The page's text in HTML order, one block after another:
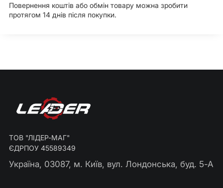
Повернення коштів або обмін товару можна зробити
протягом 14 днів після покупки.
ТОВ "ЛІДЕР-МАГ"
ЄДРПОУ 45589349
Україна, 03087, м. Київ, вул. Лондонська, буд. 5-А